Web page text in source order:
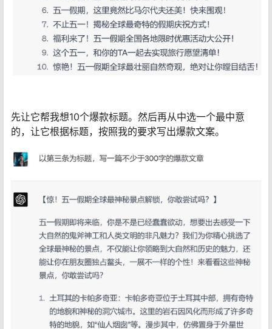
先让它帮我想10个爆款标题。然后再从中选一个最中意
的，让它根据标题，按照我的要求写出爆款文案。